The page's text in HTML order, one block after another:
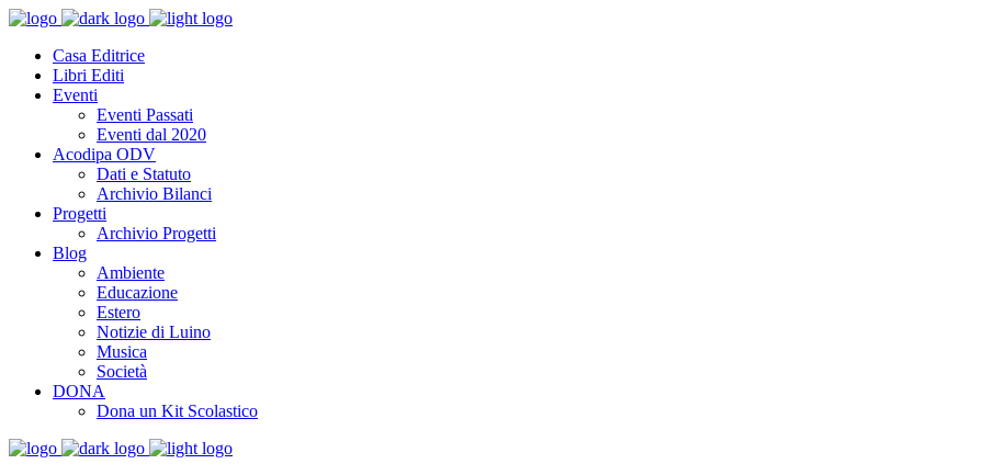
Casa Editrice
Libri Editi
Eventi
Eventi Passati
Eventi dal 2020
Acodipa ODV
Dati e Statuto
Archivio Bilanci
Progetti
Archivio Progetti
Blog
Ambiente
Educazione
Estero
Notizie di Luino
Musica
Società
DONA
Dona un Kit Scolastico